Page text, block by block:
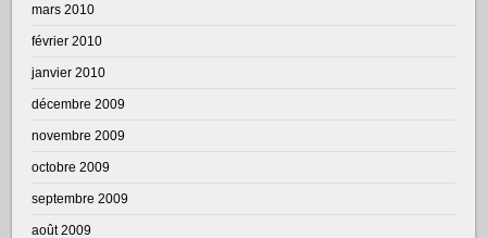
mars 2010
février 2010
janvier 2010
décembre 2009
novembre 2009
octobre 2009
septembre 2009
août 2009